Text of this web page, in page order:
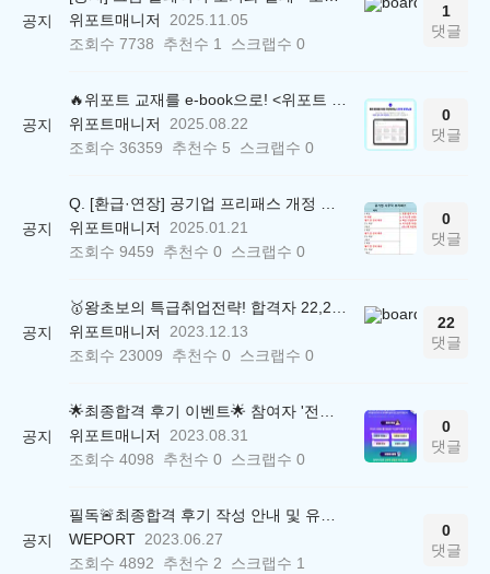
공지
위포트매니저
2025.11.05
조회수 7738 추천수 1 스크랩수 0
1
댓글
공지
🔥위포트 교재를 e-book으로! <위포트 스마트학습실>
위포트매니저
2025.08.22
조회수 36359 추천수 5 스크랩수 0
0
댓글
공지
Q. [환급·연장] 공기업 프리패스 개정 안내 (25.01.21 18:00~)
위포트매니저
2025.01.21
조회수 9459 추천수 0 스크랩수 0
0
댓글
공지
🥇왕초보의 특급취업전략! 합격자 22,244명 배출한 전문가와 함께 직무탐색부터 면접까지 완벽대비
위포트매니저
2023.12.13
조회수 23009 추천수 0 스크랩수 0
22
댓글
공지
🌟최종합격 후기 이벤트🌟 참여자 '전원' 백화점상품권 증정
위포트매니저
2023.08.31
조회수 4098 추천수 0 스크랩수 0
0
댓글
공지
필독🚨최종합격 후기 작성 안내 및 유의사항
WEPORT 2023.06.27
조회수 4892 추천수 2 스크랩수 1
0
댓글